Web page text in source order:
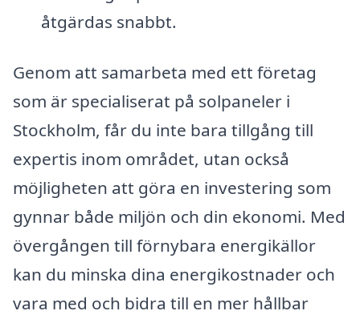
åtgärdas snabbt.
Genom att samarbeta med ett företag
som är specialiserat på solpaneler i
Stockholm, får du inte bara tillgång till
expertis inom området, utan också
möjligheten att göra en investering som
gynnar både miljön och din ekonomi. Med
övergången till förnybara energikällor
kan du minska dina energikostnader och
vara med och bidra till en mer hållbar